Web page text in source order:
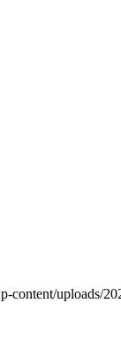
content/uploads/